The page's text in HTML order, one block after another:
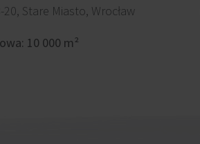
20, Stare Miasto, Wrocław
10 000 m²